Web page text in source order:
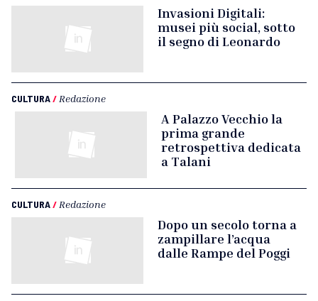
Invasioni Digitali:
musei più social, sotto
il segno di Leonardo
CULTURA/ Redazione
A Palazzo Vecchio la
prima grande
retrospettiva dedicata
a Talani
CULTURA/ Redazione
Dopo un secolo torna a
zampillare l’acqua
dalle Rampe del Poggi